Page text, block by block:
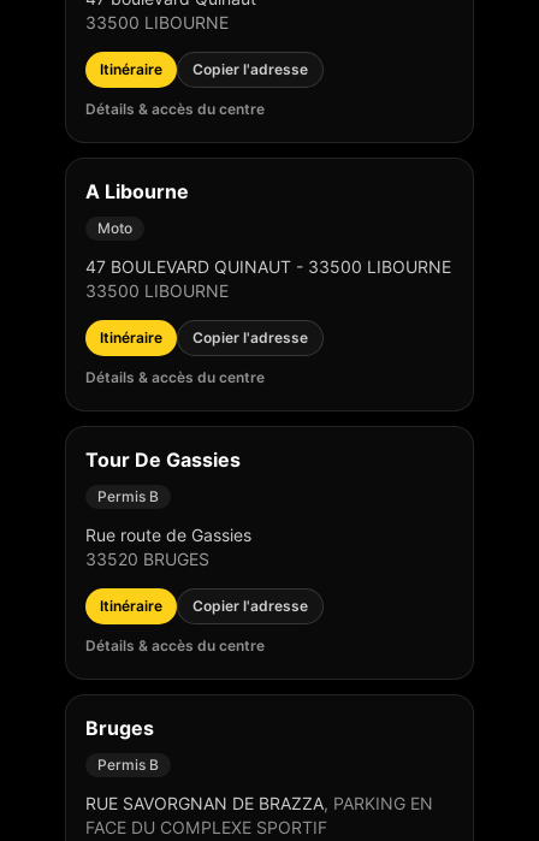
33500 LIBOURNE
Itinéraire Copier l'adresse
Détails & accès du centre
A Libourne
Moto
47 BOULEVARD QUINAUT - 33500 LIBOURNE
33500 LIBOURNE
Itinéraire Copier l'adresse
Détails & accès du centre
Tour De Gassies
Permis B
Rue route de Gassies
33520 BRUGES
Itinéraire Copier l'adresse
Détails & accès du centre
Bruges
Permis B
RUE SAVORGNAN DE BRAZZA, PARKING EN
FACE DU COMPLEXE SPORTIF